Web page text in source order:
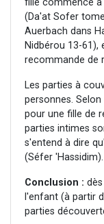
fille commence
(Da'at Sofer
Auerbach dans
Nidbérou 13-61),
recommande de
Les parties à
personnes.
pour une fille de
parties intimes
s'entend à dire
(Séfer 'Hassidim).
Conclusion :
l'enfant (à partir
parties